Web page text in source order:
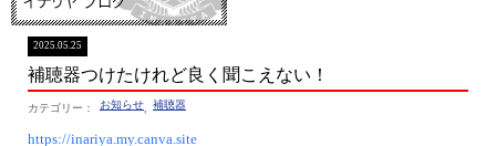
補聴器つけたけれど良く聞こえない！
2025.05.25
お知らせ 補聴器
https://inariya.my.canva.site